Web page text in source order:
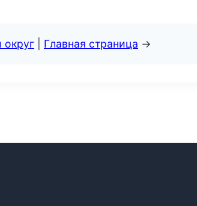
Главная страница →